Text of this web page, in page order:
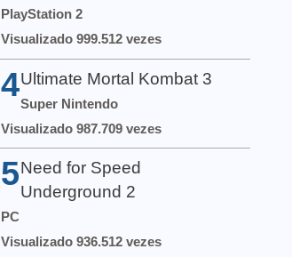
PlayStation 2
Visualizado 999.512 vezes
4 Ultimate Mortal Kombat 3
Super Nintendo
Visualizado 987.709 vezes
5 Need for Speed
Underground 2
PC
Visualizado 936.512 vezes